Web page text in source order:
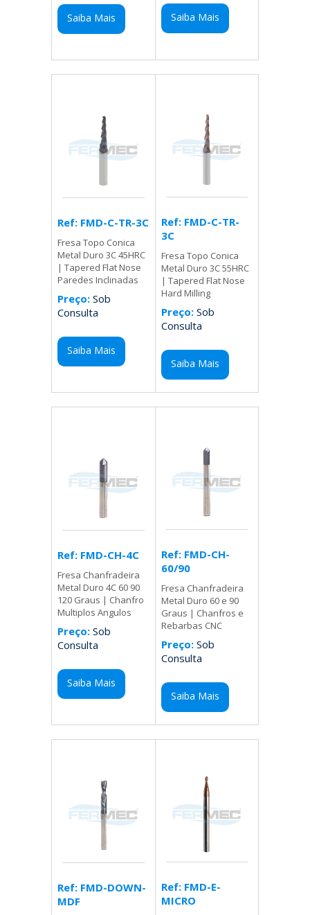
Saiba Mais Saiba Mais
Ref: FMD-C-TR-3C
Fresa Topo Conica
Metal Duro 3C 45HRC
| Tapered Flat Nose
Paredes Inclinadas
Preço: Sob
Consulta
Saiba Mais
Ref: FMD-C-TR-
3C
Fresa Topo Conica
Metal Duro 3C 55HRC
| Tapered Flat Nose
Hard Milling
Preço:Sob
Consulta
Saiba Mais
Ref: FMD-CH-4C
Fresa Chanfradeira
Metal Duro 4C 60 90
120 Graus | Chanfro
Multiplos Angulos
Preço: Sob
Consulta
Saiba Mais
Ref: FMD-CH-
60/90
Fresa Chanfradeira
Metal Duro 60 e 90
Graus | Chanfros e
Rebarbas CNC
Preço:Sob
Consulta
Saiba Mais
Ref: FMD-DOWN-
MDF
Ref: FMD-E-
MICRO